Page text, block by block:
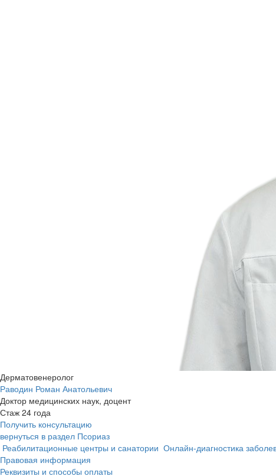
Дерматовенеролог
Раводин Роман Анатольевич
Доктор медицинских наук, доцент
Стаж 24 года
Получить консультацию
вернуться в раздел Псориаз
Реабилитационные центры и санатории Онлайн-диагностика
Правовая информация
Реквизиты и способы оплаты